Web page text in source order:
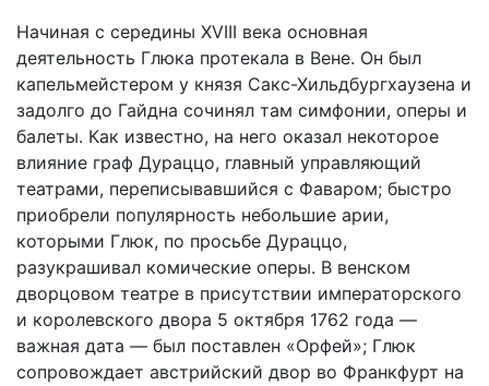
Начиная с середины XVIII века основная
деятельность Глюка протекала в Вене. Он был
капельмейстером у князя Сакс-Хильдбургхаузена и
задолго до Гайдна сочинял там симфонии, оперы и
балеты. Как известно, на него оказал некоторое
влияние граф Дураццо, главный управляющий
театрами, переписывавшийся с Фаваром; быстро
приобрели популярность небольшие арии,
которыми Глюк, по просьбе Дураццо,
разукрашивал комические оперы. В венском
дворцовом театре в присутствии императорского
и королевского двора 5 октября 1762 года —
важная дата — был поставлен «Орфей»; Глюк
сопровождает австрийский двор во Франкфурт на